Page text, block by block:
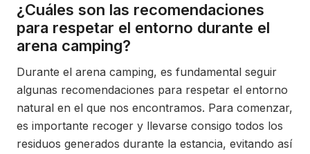
¿Cuáles son las recomendaciones
para respetar el entorno durante el
arena camping?
Durante el arena camping, es fundamental seguir
algunas recomendaciones para respetar el entorno
natural en el que nos encontramos. Para comenzar,
es importante recoger y llevarse consigo todos los
residuos generados durante la estancia, evitando así